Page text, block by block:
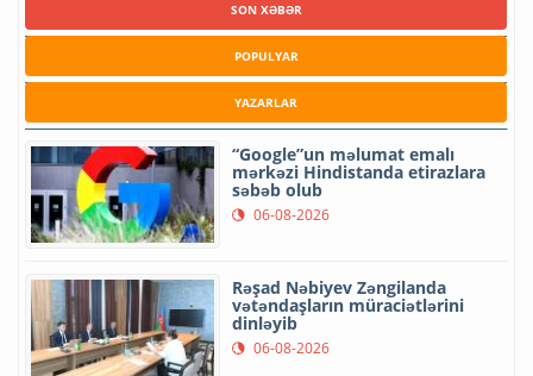
SON XƏBƏR
POPULYAR
YAZARLAR
“Google”un məlumat emalı
mərkəzi Hindistanda etirazlara
səbəb olub
06-08-2026
Rəşad Nəbiyev Zəngilanda
vətəndaşların müraciətlərini
dinləyib
06-08-2026